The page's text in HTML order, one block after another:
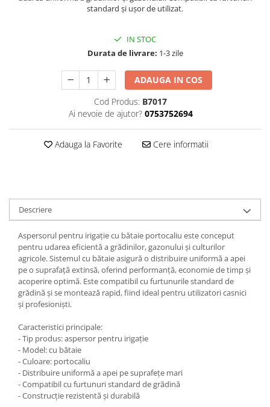
Presostate/Regulatoare de
Prelate și Folii de Protecție
Rindele electrice
Accesorii pentru polizor
Accesorii scule electrice
Fierastrau sabie
Fierăstrău circular
Flexuri
Mixere mortar
Motoare electrice
Pistoale de bătut cuie
Polizoare
Seturi aparate electrice
Testere electrice
Unelte multifuncționale
Vibratoare pentru beton
standard și ușor de utilizat.
IN STOC
Durata de livrare: 1-3 zile
ADAUGA IN COS
Cod Produs: B7017
Ai nevoie de ajutor? 0753752694
Adauga la Favorite Cere informatii
Descriere
Aspersorul pentru irigație cu bătaie portocaliu este conceput
pentru udarea eficientă a grădinilor, gazonului și culturilor
agricole. Sistemul cu bătaie asigură o distribuire uniformă a apei
pe o suprafață extinsă, oferind performanță, economie de timp și
acoperire optimă. Este compatibil cu furtunurile standard de
grădină și se montează rapid, fiind ideal pentru utilizatori casnici
și profesioniști.
Caracteristici principale:
- Tip produs: aspersor pentru irigație
- Model: cu bătaie
- Culoare: portocaliu
- Distribuire uniformă a apei pe suprafețe mari
- Compatibil cu furtunuri standard de grădină
- Construcție rezistentă și durabilă